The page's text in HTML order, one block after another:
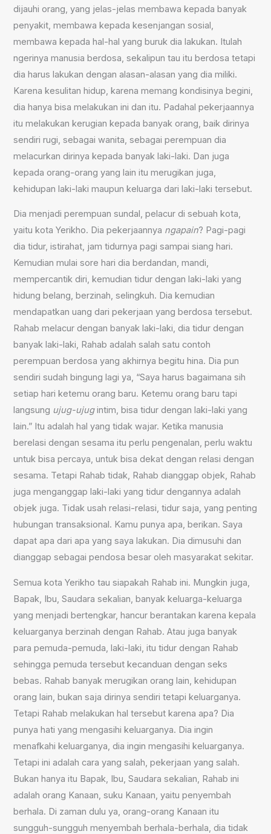
dijauhi orang, yang jelas-jelas membawa kepada banyak
penyakit, membawa kepada kesenjangan sosial,
membawa kepada hal-hal yang buruk dia lakukan. Itulah
ngerinya manusia berdosa, sekalipun tau itu berdosa tetapi
dia harus lakukan dengan alasan-alasan yang dia miliki.
Karena kesulitan hidup, karena memang kondisinya begini,
dia hanya bisa melakukan ini dan itu. Padahal pekerjaannya
itu melakukan kerugian kepada banyak orang, baik dirinya
sendiri rugi, sebagai wanita, sebagai perempuan dia
melacurkan dirinya kepada banyak laki-laki. Dan juga
kepada orang-orang yang lain itu merugikan juga,
kehidupan laki-laki maupun keluarga dari laki-laki tersebut.
Dia menjadi perempuan sundal, pelacur di sebuah kota,
yaitu kota Yerikho. Dia pekerjaannya ngapain? Pagi-pagi
dia tidur, istirahat, jam tidurnya pagi sampai siang hari.
Kemudian mulai sore hari dia berdandan, mandi,
mempercantik diri, kemudian tidur dengan laki-laki yang
hidung belang, berzinah, selingkuh. Dia kemudian
mendapatkan uang dari pekerjaan yang berdosa tersebut.
Rahab melacur dengan banyak laki-laki, dia tidur dengan
banyak laki-laki, Rahab adalah salah satu contoh
perempuan berdosa yang akhirnya begitu hina. Dia pun
sendiri sudah bingung lagi ya, “Saya harus bagaimana sih
setiap hari ketemu orang baru. Ketemu orang baru tapi
langsung ujug-ujugintim, bisa tidur dengan laki-laki yang
lain.” Itu adalah hal yang tidak wajar. Ketika manusia
berelasi dengan sesama itu perlu pengenalan, perlu waktu
untuk bisa percaya, untuk bisa dekat dengan relasi dengan
sesama. Tetapi Rahab tidak, Rahab dianggap objek, Rahab
juga menganggap laki-laki yang tidur dengannya adalah
objek juga. Tidak usah relasi-relasi, tidur saja, yang penting
hubungan transaksional. Kamu punya apa, berikan. Saya
dapat apa dari apa yang saya lakukan. Dia dimusuhi dan
dianggap sebagai pendosa besar oleh masyarakat sekitar.
Semua kota Yerikho tau siapakah Rahab ini. Mungkin juga,
Bapak, Ibu, Saudara sekalian, banyak keluarga-keluarga
yang menjadi bertengkar, hancur berantakan karena kepala
keluarganya berzinah dengan Rahab. Atau juga banyak
para pemuda-pemuda, laki-laki, itu tidur dengan Rahab
sehingga pemuda tersebut kecanduan dengan seks
bebas. Rahab banyak merugikan orang lain, kehidupan
orang lain, bukan saja dirinya sendiri tetapi keluarganya.
Tetapi Rahab melakukan hal tersebut karena apa? Dia
punya hati yang mengasihi keluarganya. Dia ingin
menafkahi keluarganya, dia ingin mengasihi keluarganya.
Tetapi ini adalah cara yang salah, pekerjaan yang salah.
Bukan hanya itu Bapak, Ibu, Saudara sekalian, Rahab ini
adalah orang Kanaan, suku Kanaan, yaitu penyembah
berhala. Di zaman dulu ya, orang-orang Kanaan itu
sungguh-sungguh menyembah berhala-berhala, dia tidak